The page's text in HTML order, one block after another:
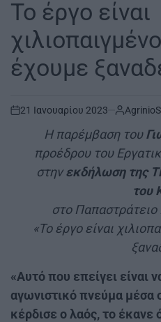
Το έργο είναι
έχουμε
on
21 Ιανουαρίου 2023
Η παρέμβαση του
προέδρου του
στηνεκδήλωση της
του
στο
«Το έργο είναι
«Αυτό που επείγει είναι
αγωνιστικό πνεύμα μέσα
κέρδισε ο λαός, το έκανε